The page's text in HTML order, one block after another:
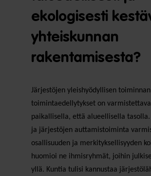
ekologisesti
yhteiskunnan
rakentamisesta?
Järjestöjen yleishyödyllisen toiminnan
toimintaedellytykset on varmistettava
paikallisella, että alueellisella
ja järjestöjen auttamistoiminta
osallisuuden ja merkityksellisyyden
huomioi ne ihmisryhmät, joihin
yllä. Kuntia tulisi kannustaa